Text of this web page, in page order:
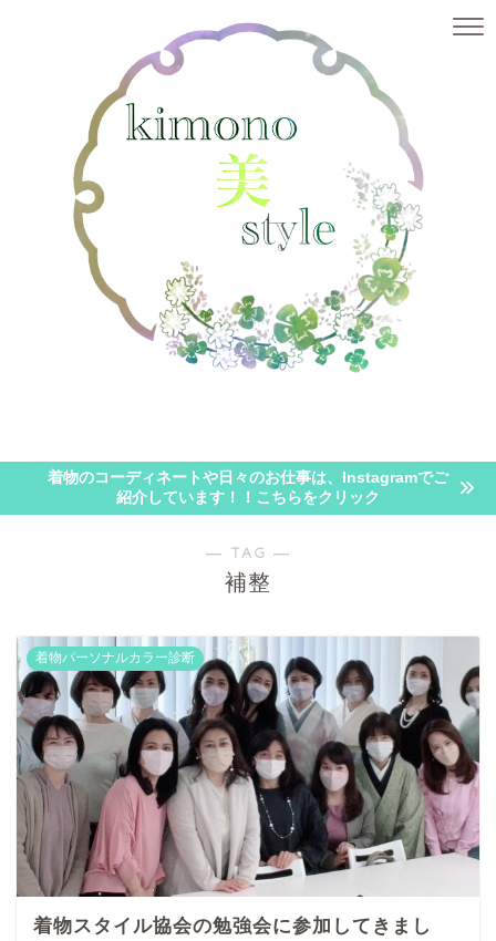
着物のコーディネートや日々のお仕事は、Instagramでご
紹介しています！！こちらをクリック
― TAG ―
補整
着物パーソナルカラー診断
着物スタイル協会の勉強会に参加してきまし